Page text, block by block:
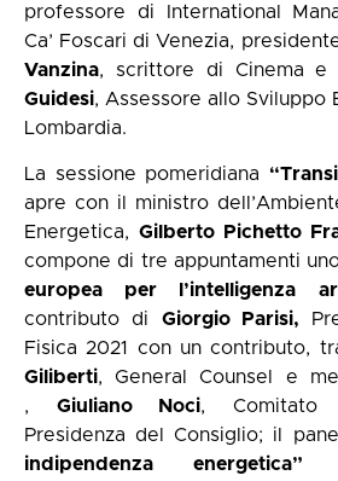
professore di International
Ca’ Foscari di Venezia,
Vanzina, scrittore di Cinema e
Guidesi, Assessore allo Sviluppo
Lombardia.
La sessione pomeridiana
apre con il ministro
Energetica, Gilberto Pichetto
compone di tre appuntamenti
europea per l’intelligenza
contributo di Giorgio Parisi,
Fisica 2021 con un contributo,
Giliberti, General Counsel e
, Giuliano Noci, Comitato
Presidenza del Consiglio; il
indipendenza energetica”